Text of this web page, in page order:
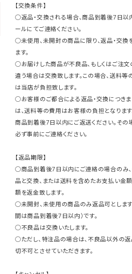
【交換条件】
○返品・交換される場合、商品到着後7日以
ールにてご連絡ください。
○未使用、未開封の商品に限り、返品・交換
ます。
○お届けした商品が不良品、もしくはご注文
違う場合は交換致します。この場合、送料等
は当店が負担致します。
○お客様のご都合による返品・交換につきま
は、送料等の費用はお客様の負担となります
商品到着後7日以内にご返送ください。その
必ず事前にご連絡ください。
【返品期限】
○商品到着後7日以内にご連絡の場合のみ
品と交換、または送料を含めたお支払い金
額を返金致します。
○未開封、未使用の商品のみ返品可とします
間は商品到着後7日以内）です。
○不良品は交換いたします。
○ただし、特注品の場合は、不良品以外の
切不可とさせていただきます。